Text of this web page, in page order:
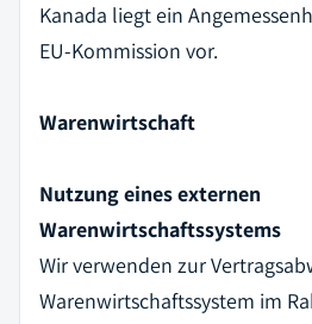
Kanada liegt ein
EU-Kommission vor.
Warenwirtschaft
Nutzung eines externen
Warenwirtschaftssystems
Wir verwenden zur
Warenwirtschaftssystem im